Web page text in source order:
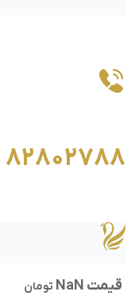
قیمت NaN تومان
82802788